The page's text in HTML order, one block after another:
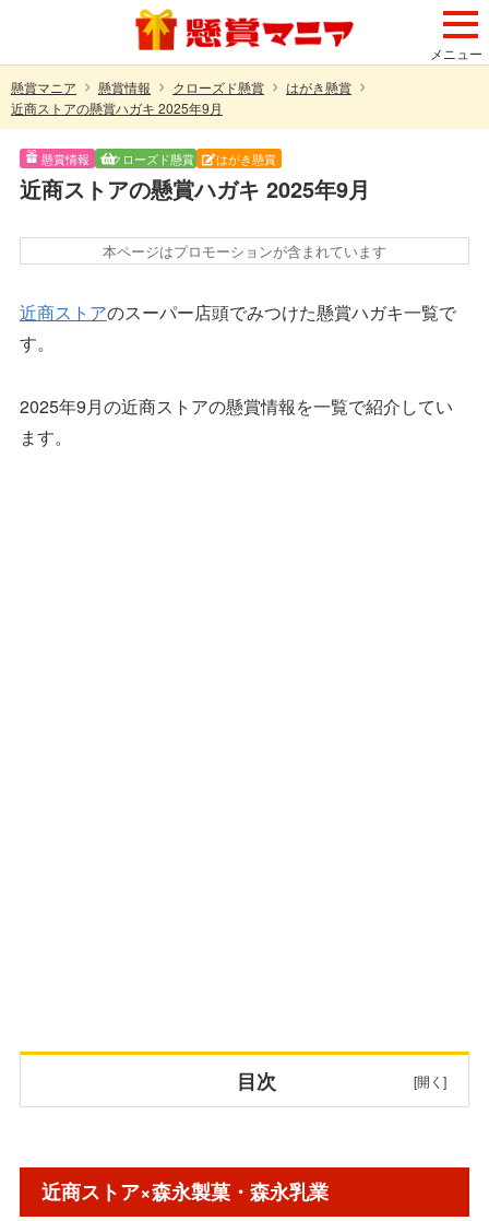
メニュー
懸賞マニア
懸賞情報 クローズド懸賞
はがき懸賞
近商ストアの懸賞ハガキ 2025年9月
懸賞情報 クローズド懸賞 はがき懸賞
近商ストアの懸賞ハガキ 2025年9月
本ページはプロモーションが含まれています
近商ストアのスーパー店頭でみつけた懸賞ハガキ一覧で
す。
2025年9月の近商ストアの懸賞情報を一覧で紹介してい
ます。
目次
近商ストア×プリマハム 宝塚歌劇
近商ストア×森永製菓・森永乳業